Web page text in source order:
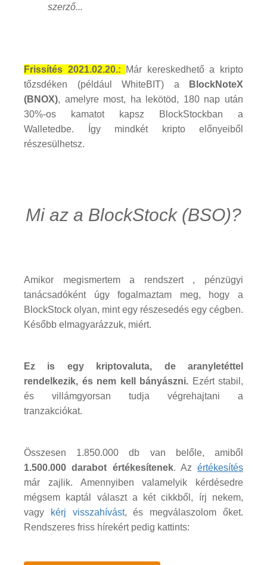
szerző...
Frissítés 2021.02.20.:
Már kereskedhető a kripto
tőzsdéken (például WhiteBIT) a
BlockNoteX
(BNOX), amelyre most, ha lekötöd, 180 nap után
30%-os kamatot kapsz BlockStockban a
Walletedbe. Így mindkét kripto előnyeiből
részesülhetsz.
Mi az a BlockStock (BSO)?
Amikor megismertem a rendszert , pénzügyi
tanácsadóként úgy fogalmaztam meg, hogy a
BlockStock olyan, mint egy részesedés egy cégben.
Később elmagyarázzuk, miért.
Ez is egy kriptovaluta, de aranyletéttel
rendelkezik, és nem kell bányászni. Ezért stabil,
és villámgyorsan tudja végrehajtani a
tranzakciókat.
Összesen 1.850.000 db van belőle, amiből
1.500.000 darabot értékesítenek. Az értékesítés
már zajlik. Amennyiben valamelyik kérdésedre
mégsem kaptál választ a két cikkből, írj nekem,
vagy
kérj visszahívást, és megválaszolom őket.
Rendszeres friss hírekért pedig kattints: